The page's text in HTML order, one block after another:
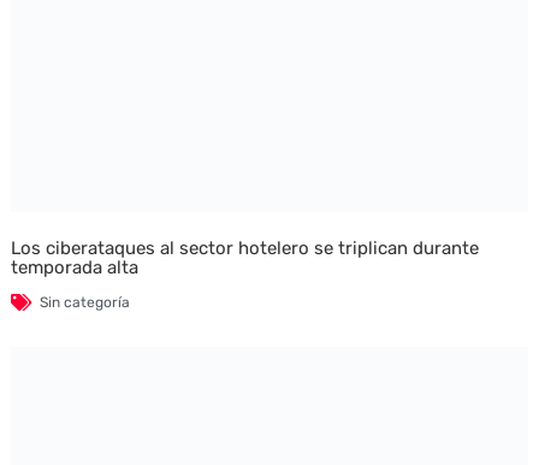
Los ciberataques al sector hotelero se triplican durante
temporada alta
Sin categoría